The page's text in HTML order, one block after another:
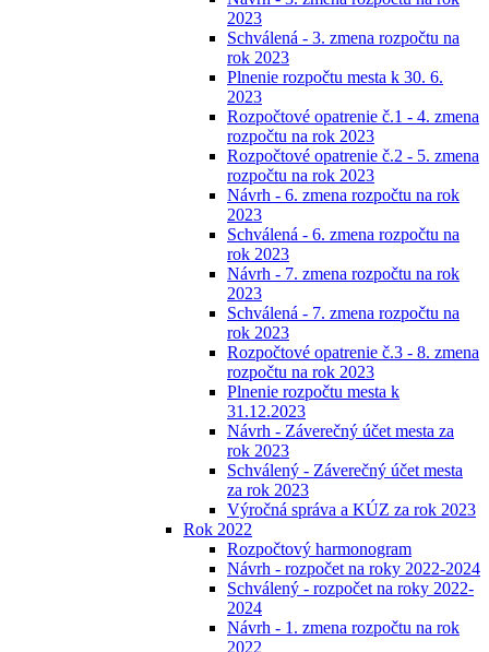
2023
Schválená - 3. zmena rozpočtu na
rok 2023
Plnenie rozpočtu mesta k 30. 6.
2023
Rozpočtové opatrenie č.1 - 4. zmena
rozpočtu na rok 2023
Rozpočtové opatrenie č.2 - 5. zmena
rozpočtu na rok 2023
Návrh - 6. zmena rozpočtu na rok
2023
Schválená - 6. zmena rozpočtu na
rok 2023
Návrh - 7. zmena rozpočtu na rok
2023
Schválená - 7. zmena rozpočtu na
rok 2023
Rozpočtové opatrenie č.3 - 8. zmena
rozpočtu na rok 2023
Plnenie rozpočtu mesta k
31.12.2023
Návrh - Záverečný účet mesta za
rok 2023
Schválený - Záverečný účet mesta
za rok 2023
Výročná správa a KÚZ za rok 2023
Rok 2022
Rozpočtový harmonogram
Návrh - rozpočet na roky 2022-2024
Schválený - rozpočet na roky 2022-
2024
Návrh - 1. zmena rozpočtu na rok
2022